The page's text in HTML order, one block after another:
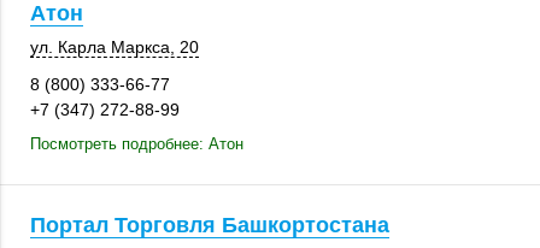
Атон
ул. Карла Маркса, 20
8 (800) 333-66-77
+7 (347) 272-88-99
Посмотреть подробнее: Атон
Портал Торговля Башкортостана